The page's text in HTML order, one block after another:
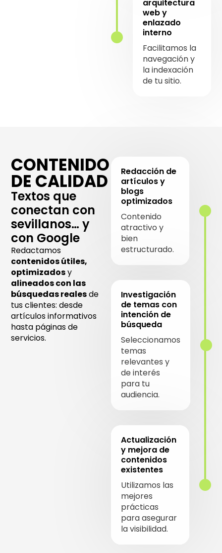
arquitectura
web y
enlazado
interno
Facilitamos la
navegación y
la indexación
de tu sitio.
CONTENIDO
DE CALIDAD
Textos que
conectan con
sevillanos… y
con Google
Redactamos
contenidos útiles,
optimizadosy
alineados con las
búsquedas realesde
tus clientes: desde
artículos informativos
hasta páginas de
servicios.
Redacción de
artículos y
blogs
optimizados
Contenido
atractivo y
bien
estructurado.
Investigación
de temas con
intención de
búsqueda
Seleccionamos
temas
relevantes y
de interés
para tu
audiencia.
Actualización
y mejora de
contenidos
existentes
Utilizamos las
mejores
prácticas
para asegurar
la visibilidad.